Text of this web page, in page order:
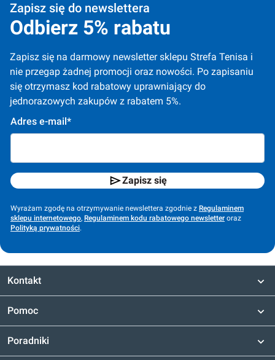
Zapisz się do newslettera
Odbierz 5% rabatu
Zapisz się na darmowy newsletter sklepu Strefa Tenisa i
nie przegap żadnej promocji oraz nowości. Po zapisaniu
się otrzymasz kod rabatowy uprawniający do
jednorazowych zakupów z rabatem 5%.
Adres e-mail*
Zapisz się
Wyrażam zgodę na otrzymywanie newslettera zgodnie z Regulaminem
sklepu internetowego, Regulaminem kodu rabatowego newsletter oraz
Polityką prywatności.
Kontakt
Pomoc
Poradniki